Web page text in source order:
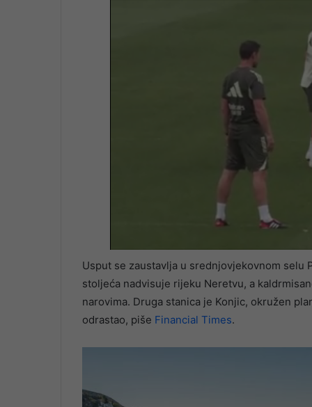
Usput se zaustavlja u srednjovjekovnom selu
stoljeća nadvisuje rijeku Neretvu, a
narovima. Druga stanica je Konjic, okružen
odrastao, piše Financial Times.